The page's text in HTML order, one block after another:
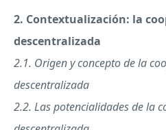
2. Contextualización: la
descentralizada
2.1. Origen y concepto de la
descentralizada
2.2. Las potencialidades de la